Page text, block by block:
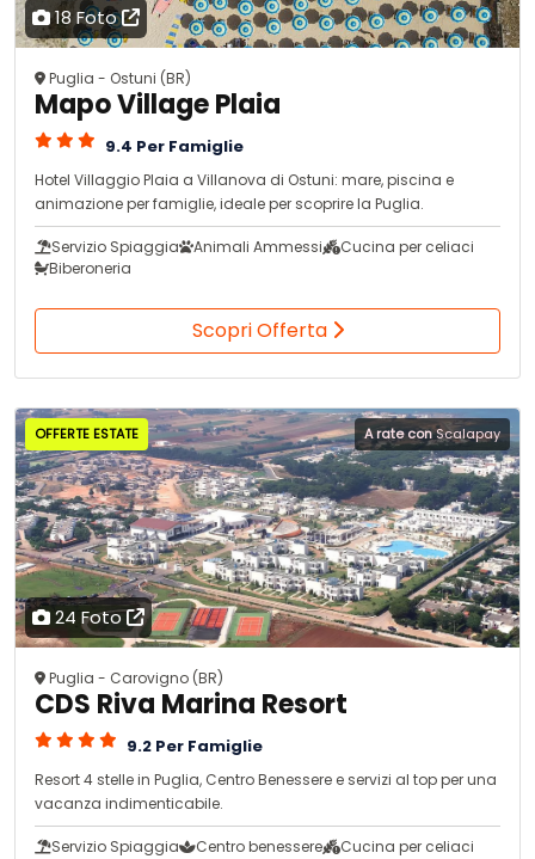
18 Foto
Puglia - Ostuni (BR)
Mapo Village Plaia
9.4 Per Famiglie
Hotel Villaggio Plaia a Villanova di Ostuni: mare, piscina e
animazione per famiglie, ideale per scoprire la Puglia.
Servizio Spiaggia Animali Ammessi
Cucina per celiaci
Biberoneria
Scopri Offerta
24 Foto
OFFERTE ESTATE A rate conScalapay
Puglia - Carovigno (BR)
CDS Riva Marina Resort
9.2 Per Famiglie
Resort 4 stelle in Puglia, Centro Benessere e servizi al top per una
vacanza indimenticabile.
Servizio Spiaggia Centro benessere
Cucina per celiaci